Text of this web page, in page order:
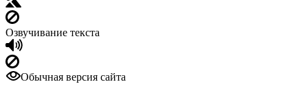
Озвучивание текста
Обычная версия сайта